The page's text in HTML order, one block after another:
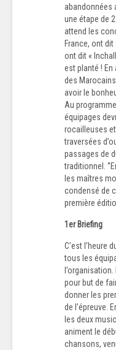
abandonnées
une étape de
attend les
France, ont dit
ont dit «
est planté ! En
des
avoir le
Au
équipages
rocailleuses
traversées
passages de
traditionnel.
les maîtres
condensé de
première
1er Briefing
C’est l’heure
tous les
pour but de
donner les
de l’épreuve.
les deux
animent le
chansons,